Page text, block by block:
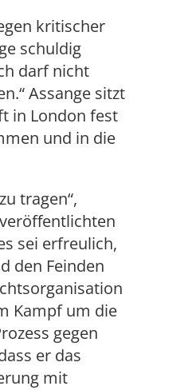
kritischer
schuldig
darf nicht
Assange sitzt
in London fest
und in die
tragen“,
veröffentlichten
sei erfreulich,
den Feinden
Kampf um die
gegen
er das
mit